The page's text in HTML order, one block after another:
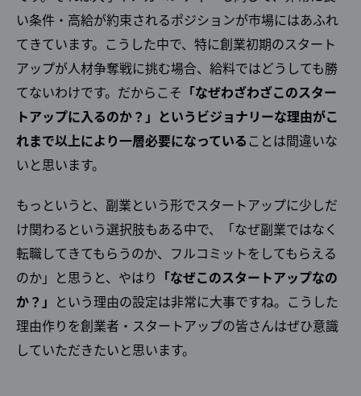
い条件・高給が約束されるポジションが市場にはあふれ
てきています。こうした中で、特に創業初期のスタート
アップが人材争奪戦に挑む場合、給料ではどうしても勝
てないわけです。だからこそ 「なぜわざわざこのスター
トアップに入るのか？」というビジョナリーな理由がこ
れまで以上により一層必要になっていることは間違いな
いと思います。
もっというと、副業という形でスタートアップに少しだ
け関わるという選択肢もある中で、「なぜ副業ではなく
転職してきてもらうのか、フルコミットをしてもらえる
のか」と思うと、やはり 「なぜこのスタートアップなの
か？」 という理由の設定は非常に大事ですね。こうした
理由作りを創業者・スタートアップの皆さんはぜひ意識
していただきたいと思います。